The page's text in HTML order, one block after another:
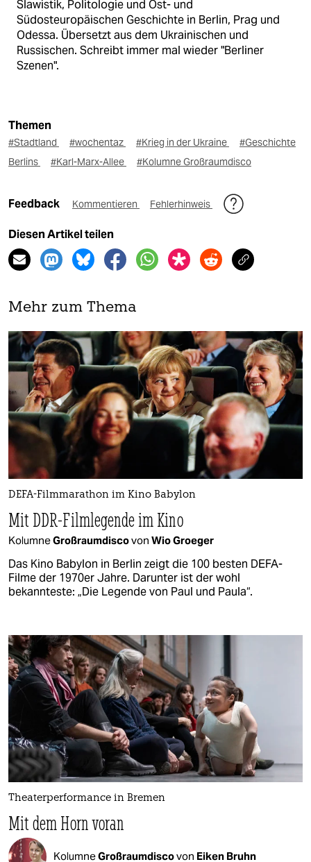
Slawistik, Politologie und Ost- und
Südosteuropäischen Geschichte in Berlin, Prag und
Odessa. Übersetzt aus dem Ukrainischen und
Russischen. Schreibt immer mal wieder "Berliner
Szenen".
Themen
#Stadtland #wochentaz #Krieg in der Ukraine
#Geschichte
Berlins
#Karl-Marx-Allee #Kolumne Großraumdisco
Feedback Kommentieren Fehlerhinweis
Diesen Artikel teilen
Mehr zum Thema
DEFA-Filmmarathon im Kino Babylon
Mit DDR-Filmlegende im Kino
KolumneGroßraumdiscovon Wio Groeger
Das Kino Babylon in Berlin zeigt die 100 besten DEFA-
Filme der 1970er Jahre. Darunter ist der wohl
bekannteste: „Die Legende von Paul und Paula“.
Theaterperformance in Bremen
Mit dem Horn voran
KolumneGroßraumdiscovon Eiken Bruhn